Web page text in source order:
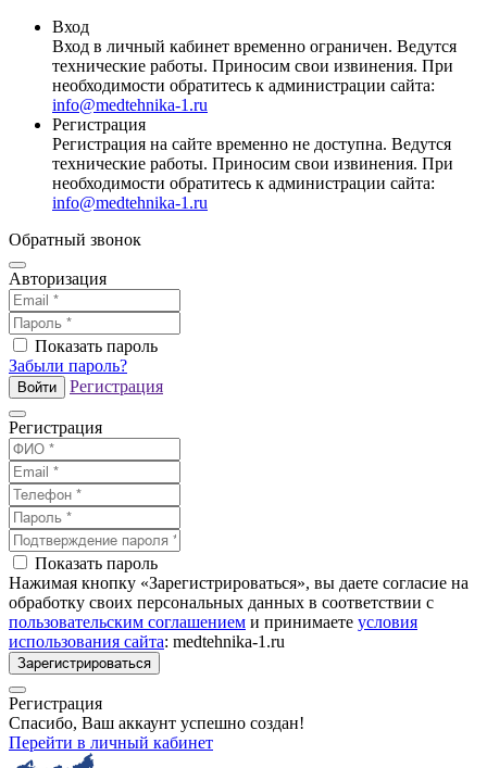
Вход
Вход в личный кабинет временно ограничен. Ведутся
технические работы. Приносим свои извинения. При
необходимости обратитесь к администрации сайта:
info@medtehnika-1.ru
Регистрация
Регистрация на сайте временно не доступна. Ведутся
технические работы. Приносим свои извинения. При
необходимости обратитесь к администрации сайта:
info@medtehnika-1.ru
Обратный звонок
Авторизация
Показать пароль
Забыли пароль?
Войти Регистрация
Регистрация
Показать пароль
Нажимая кнопку «Зарегистрироваться», вы даете согласие на
обработку своих персональных данных в соответствии с
пользовательским соглашением и принимаете условия
использования сайта: medtehnika-1.ru
Зарегистрироваться
Регистрация
Спасибо, Ваш аккаунт успешно создан!
Перейти в личный кабинет